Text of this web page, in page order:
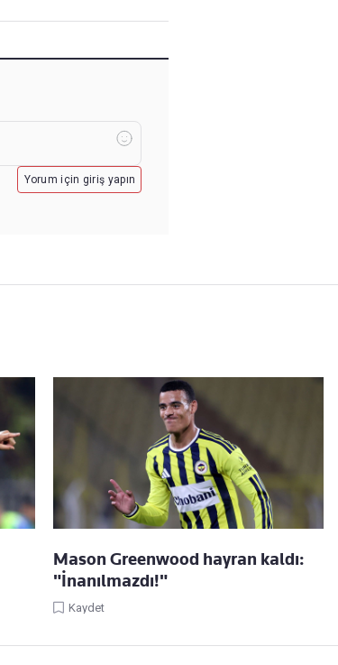
Yorum için giriş yapın
Mason Greenwood hayran kaldı:
"İnanılmazdı!"
Kaydet